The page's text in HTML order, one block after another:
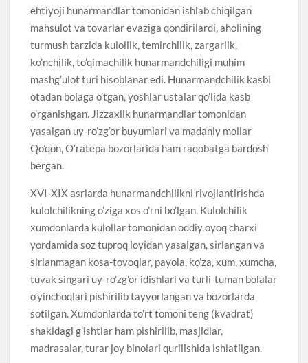
ehtiyoji hunarmandlar tomonidan ishlab chiqilgan
mahsulot va tovarlar evaziga qondirilardi, aholining
turmush tarzida kulollik, temirchilik, zargarlik,
ko’nchilik, to’qimachilik hunarmandchiligi muhim
mashg’ulot turi hisoblanar edi. Hunarmandchilik kasbi
otadan bolaga o’tgan, yoshlar ustalar qo’lida kasb
o’rganishgan. Jizzaxlik hunarmandlar tomonidan
yasalgan uy-ro’zg’or buyumlari va madaniy mollar
Qo’qon, O’ratepa bozorlarida ham raqobatga bardosh
bergan.
XVI-XIX asrlarda hunarmandchilikni rivojlantirishda
kulolchilikning o’ziga xos o’rni bo’lgan. Kulolchilik
xumdonlarda kulollar tomonidan oddiy oyoq charxi
yordamida soz tuproq loyidan yasalgan, sirlangan va
sirlanmagan kosa-tovoqlar, payola, ko’za, xum, xumcha,
tuvak singari uy-ro’zg’or idishlari va turli-tuman bolalar
o’yinchoqlari pishirilib tayyorlangan va bozorlarda
sotilgan. Xumdonlarda to’rt tomoni teng (kvadrat)
shakldagi g’ishtlar ham pishirilib, masjidlar,
madrasalar, turar joy binolari qurilishida ishlatilgan.